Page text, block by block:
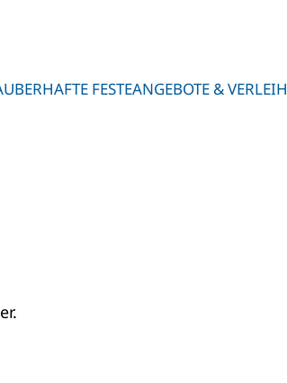
FESTEANGEBOTE & VERLEIH